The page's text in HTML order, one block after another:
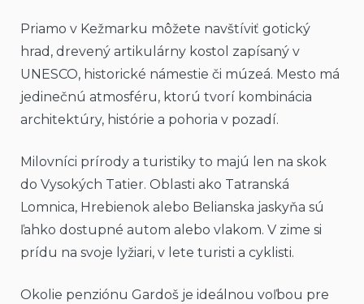
Priamo v Kežmarku môžete navštíviť gotický
hrad, drevený artikulárny kostol zapísaný v
UNESCO, historické námestie či múzeá. Mesto má
jedinečnú atmosféru, ktorú tvorí kombinácia
architektúry, histórie a pohoria v pozadí.
Milovníci prírody a turistiky to majú len na skok
do Vysokých Tatier. Oblasti ako Tatranská
Lomnica, Hrebienok alebo Belianska jaskyňa sú
ľahko dostupné autom alebo vlakom. V zime si
prídu na svoje lyžiari, v lete turisti a cyklisti.
Okolie penziónu Gardoš je ideálnou voľbou pre